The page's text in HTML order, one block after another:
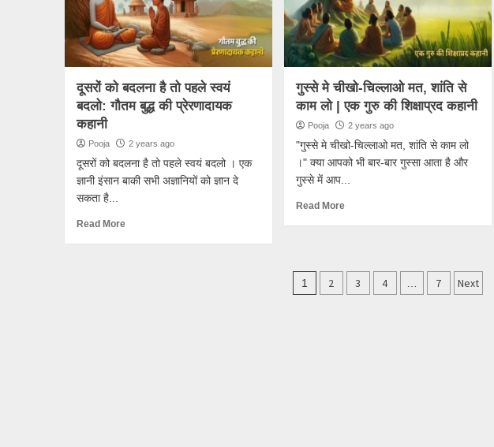
दूसरों को बदलना है तो पहले स्वयं
बदलो: गौतम बुद्ध की प्रेरणादायक
कहानी
Pooja 2 years ago
दूसरों को बदलना है तो पहले स्वयं बदलो । एक
ज्ञानी इंसान बाकी सभी अज्ञानियों को ज्ञान दे
सकता है...
Read More
गुस्से मे चीखो-चिल्लाओ मत, शांति से
काम लो | एक गुरु की शिक्षाप्रद कहानी
Pooja 2 years ago
"गुस्से मे चीखो-चिल्लाओ मत, शांति से काम लो
।" क्या आपको भी बार-बार गुस्सा आता है और
गुस्से में आप...
Read More
Posts
1 2 3 4 7 Next